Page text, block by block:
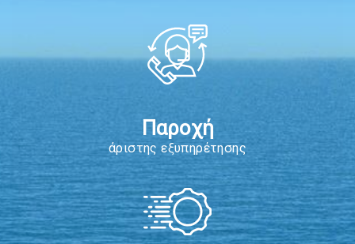
Παροχή
άριστης εξυπηρέτησης